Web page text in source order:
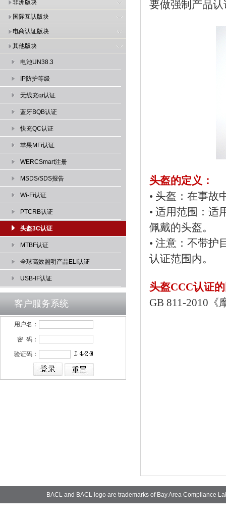
非洲版块
国际互认版块
电商认证版块
其他版块
电池UN38.3
IP防护等级
无线充qi认证
蓝牙BQB认证
快充QC认证
苹果MFi认证
WERCSmart注册
MSDS/SDS报告
Wi-Fi认证
PTCRB认证
头盔3C认证
MTBF认证
全球高效照明产品ELI认证
USB-IF认证
客户服务系统
用户名：
密 码：
验证码：
要做强制产品
头盔的定义：
• 头盔：在事故
• 适用范围：适
佩戴的头盔。
• 注意：不带护
认证范围内。
头盔CCC认证
GB 811-2010《
BACL and BACL logo are trademarks of Bay Area